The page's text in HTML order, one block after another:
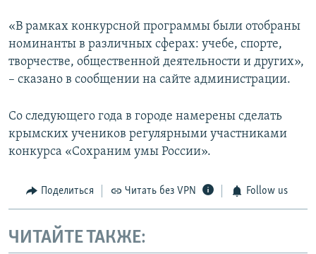
«В рамках конкурсной программы были отобраны
номинанты в различных сферах: учебе, спорте,
творчестве, общественной деятельности и других»,
– сказано в сообщении на сайте администрации.
Со следующего года в городе намерены сделать
крымских учеников регулярными участниками
конкурса «Сохраним умы России».
Поделиться Читать без VPN Follow us
ЧИТАЙТЕ ТАКЖЕ: